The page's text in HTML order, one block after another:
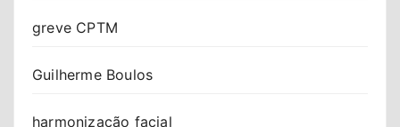
greve CPTM
Guilherme Boulos
harmonização facial